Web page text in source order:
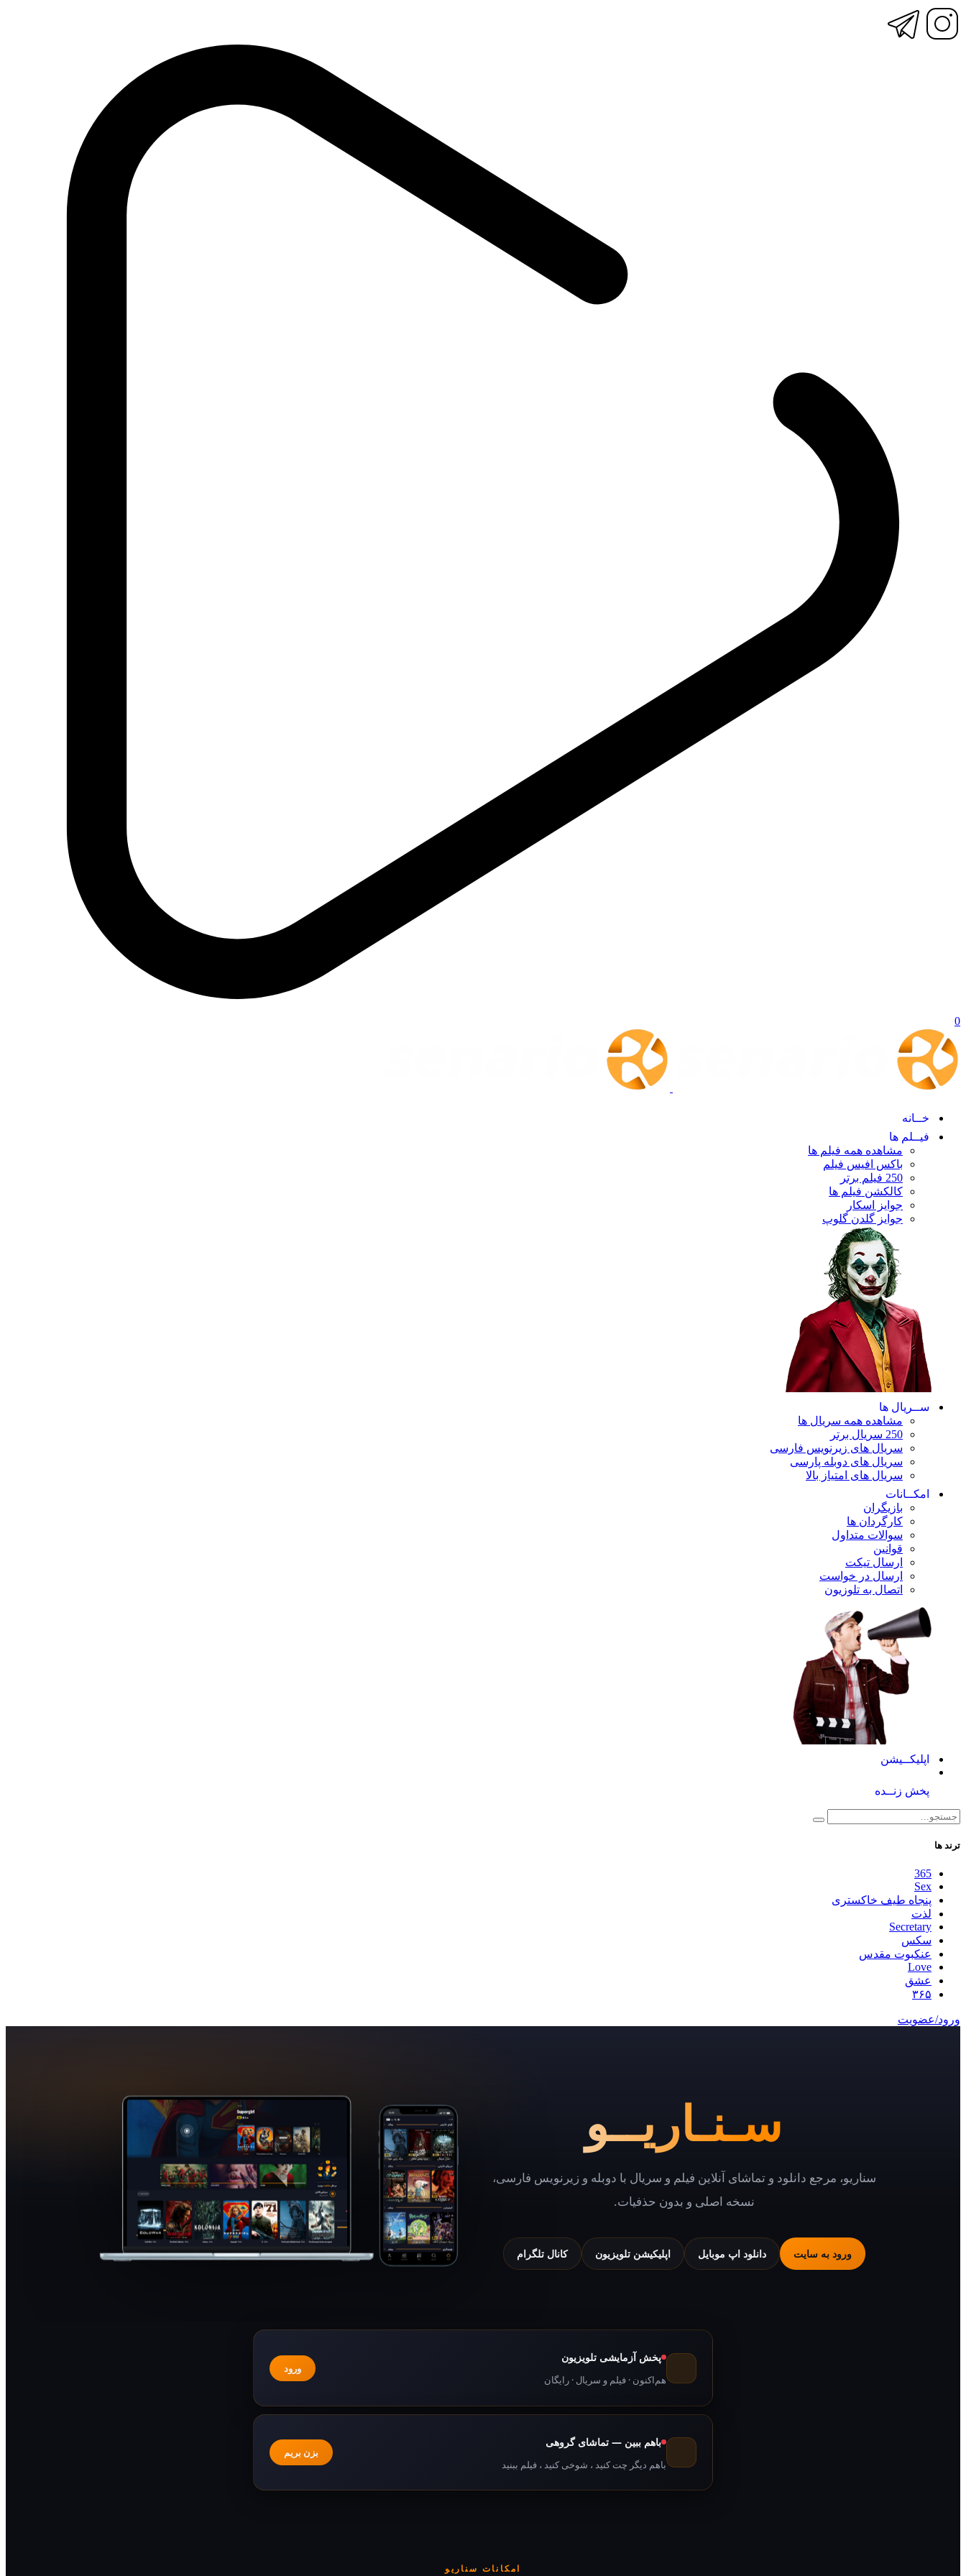
0
خــانه
فیــلم ها
مشاهده همه فیلم ها
باکس افیس فیلم
250 فیلم برتر
کالکشن فیلم ها
جوایز اسکار
جوایز گلدن گلوپ
ســریال ها
مشاهده همه سریال ها
250 سریال برتر
سریال های زیرنویس فارسی
سریال های دوبله پارسی
سریال های امتیاز بالا
امکــانات
بازیگران
کارگردان ها
سوالات متداول
قوانین
ارسال تیکت
ارسال در خواست
اتصال به تلوزیون
اپلیکــیشن
پخش زنــده
ترند ها
365
Sex
پنجاه طیف خاکستری
لذت
Secretary
سکس
عنکبوت مقدس
Love
عشق
۳۶۵
ورود/عضویت
سـنـاریــو
سناریو، مرجع دانلود و تماشای آنلاین فیلم و سریال با دوبله و زیرنویس فارسی،
نسخه اصلی و بدون حذفیات.
ورود به سایت دانلود اپ موبایل اپلیکیشن تلویزیون کانال تلگرام
پخش آزمایشی تلویزیون
هم‌اکنون · فیلم و سریال · رایگان
ورود
باهم ببین — تماشای گروهی
باهم دیگر چت کنید ، شوخی کنید ، فیلم ببنید
بزن بریم
امکانات سناریو